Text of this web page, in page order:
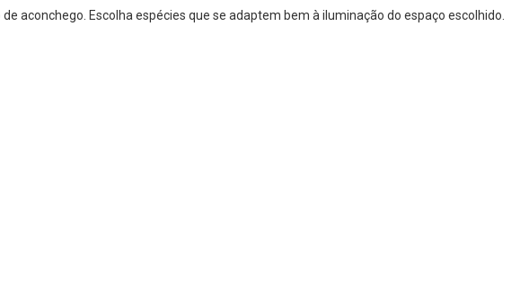
aconchego. Escolha espécies que se adaptem bem à iluminação do espaço escolhido.